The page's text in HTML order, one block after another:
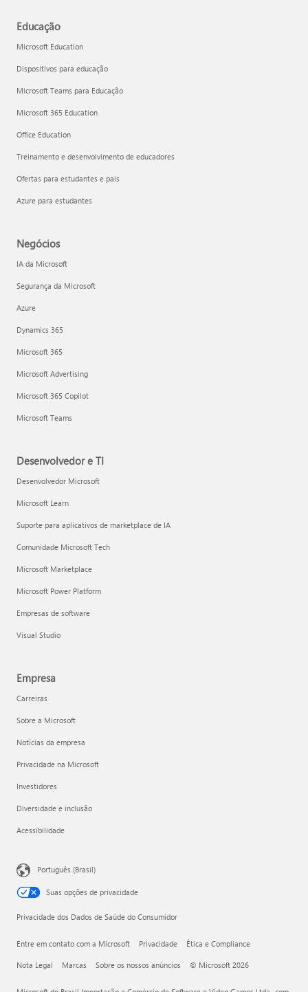
Educação
Microsoft Education
Dispositivos para educação
Microsoft Teams para Educação
Microsoft 365 Education
Office Education
Treinamento e desenvolvimento de educadores
Ofertas para estudantes e pais
Azure para estudantes
Negócios
IA da Microsoft
Segurança da Microsoft
Azure
Dynamics 365
Microsoft 365
Microsoft Advertising
Microsoft 365 Copilot
Microsoft Teams
Desenvolvedor e TI
Desenvolvedor Microsoft
Microsoft Learn
Suporte para aplicativos de marketplace de IA
Comunidade Microsoft Tech
Microsoft Marketplace
Microsoft Power Platform
Empresas de software
Visual Studio
Empresa
Carreiras
Sobre a Microsoft
Notícias da empresa
Privacidade na Microsoft
Investidores
Diversidade e inclusão
Acessibilidade
Português (Brasil)
Suas opções de privacidade
Privacidade dos Dados de Saúde do Consumidor
Entre em contato com a Microsoft Privacidade Ética e Compliance
Nota Legal Marcas Sobre os nossos anúncios © Microsoft 2026